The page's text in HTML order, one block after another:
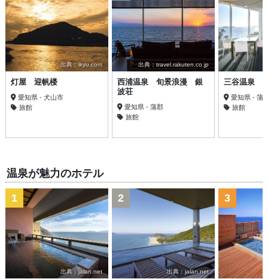
出典：ikyu.com
灯屋 迎帆楼
愛知県 - 犬山市
旅館
出典：travel.rakuten.co.jp
西浦温泉 旬景浪漫 銀
波荘
愛知県 - 蒲郡
旅館
三谷温泉
愛知県 - 蒲
旅館
温泉が魅力のホテル
出典：jalan.net
1
出典：jalan.net
2 3